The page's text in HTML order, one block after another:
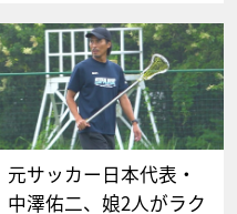
元サッカー日本代表・
中澤佑二、娘2人がラク